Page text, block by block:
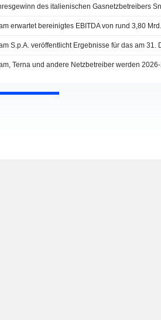
des italienischen Gasnetzbetreibers
erwartet bereinigtes EBITDA von rund 3,80